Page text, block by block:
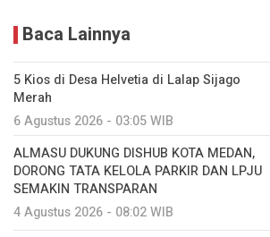
Baca Lainnya
5 Kios di Desa Helvetia di Lalap Sijago
Merah
6 Agustus 2026 - 03:05 WIB
ALMASU DUKUNG DISHUB KOTA MEDAN,
DORONG TATA KELOLA PARKIR DAN LPJU
SEMAKIN TRANSPARAN
4 Agustus 2026 - 08:02 WIB